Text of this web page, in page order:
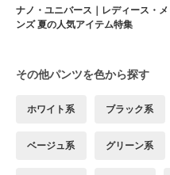
ナノ・ユニバース｜レディース・メ
ンズ 夏の人気アイテム特集
その他パンツを色から探す
ホワイト系 ブラック系
ベージュ系 グリーン系